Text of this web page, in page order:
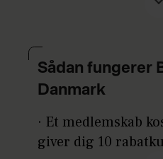
Som medlem får du
nøje udvalgte film,
must-see-
Sådan fungerer
Danmark
· Et medlemskab
giver dig 10